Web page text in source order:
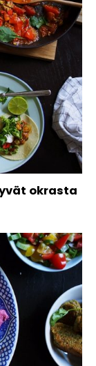
okrasta